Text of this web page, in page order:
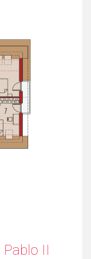
Pablo II